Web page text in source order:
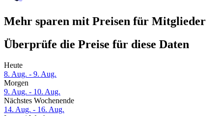
Mehr sparen mit Preisen für Mitglieder
Überprüfe die Preise für diese Daten
Heute
8. Aug. - 9. Aug.
Morgen
9. Aug. - 10. Aug.
Nächstes Wochenende
14. Aug. - 16. Aug.